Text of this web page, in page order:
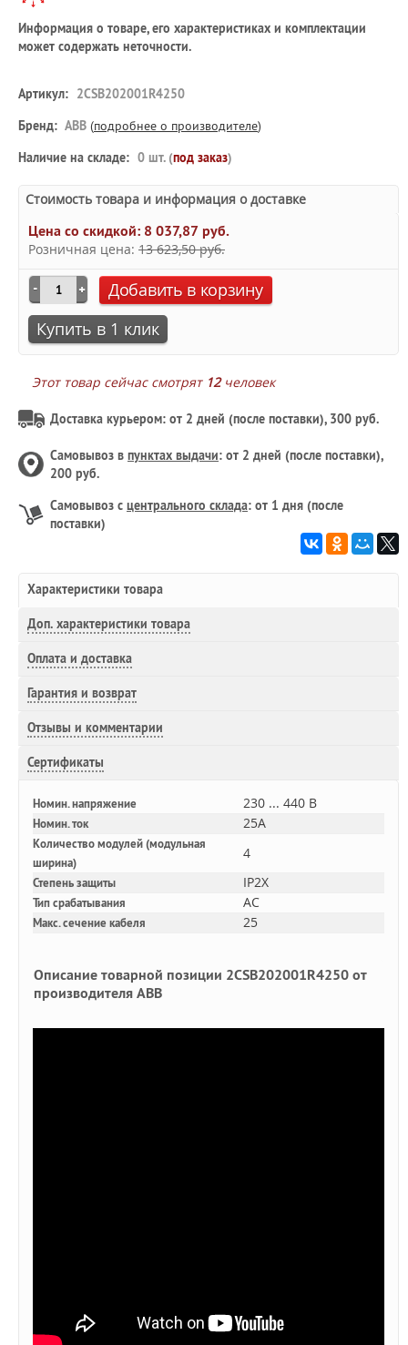
Информация о товаре, его характеристиках и комплектации
может содержать неточности.
Артикул: 2CSB202001R4250
Бренд: ABB (подробнее о производителе)
Наличие на складе: 0 шт. (под заказ)
Стоимость товара и информация о доставке
Цена со скидкой: 8 037,87 руб.
Розничная цена: 13 623,50 руб.
Добавить в корзину
Купить в 1 клик
Этот товар сейчас смотрят 12человек
Доставка курьером: от 2 дней (после поставки), 300 руб.
Самовывоз в пунктах выдачи: от 2 дней (после поставки),
200 руб.
Самовывоз с центрального склада: от 1 дня (после
поставки)
Характеристики товара
Доп. характеристики товара
Оплата и доставка
Гарантия и возврат
Отзывы и комментарии
Сертификаты
Номин. напряжение 230 ... 440 В
Номин. ток 25A
Количество модулей (модульная
ширина)
4
Степень защиты IP2X
Тип срабатывания AC
Макс. сечение кабеля 25
Описание товарной позиции 2CSB202001R4250 от
производителя ABB